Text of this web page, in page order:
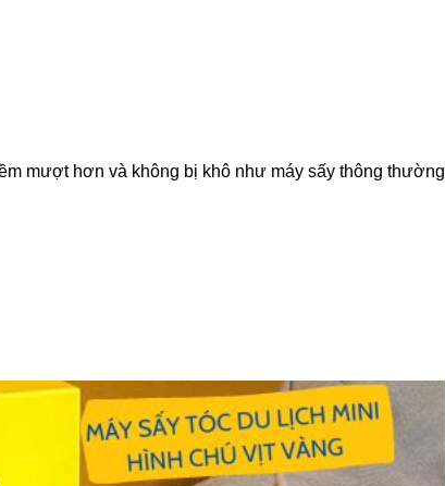
mượt hơn và không bị khô như máy sấy thông thường